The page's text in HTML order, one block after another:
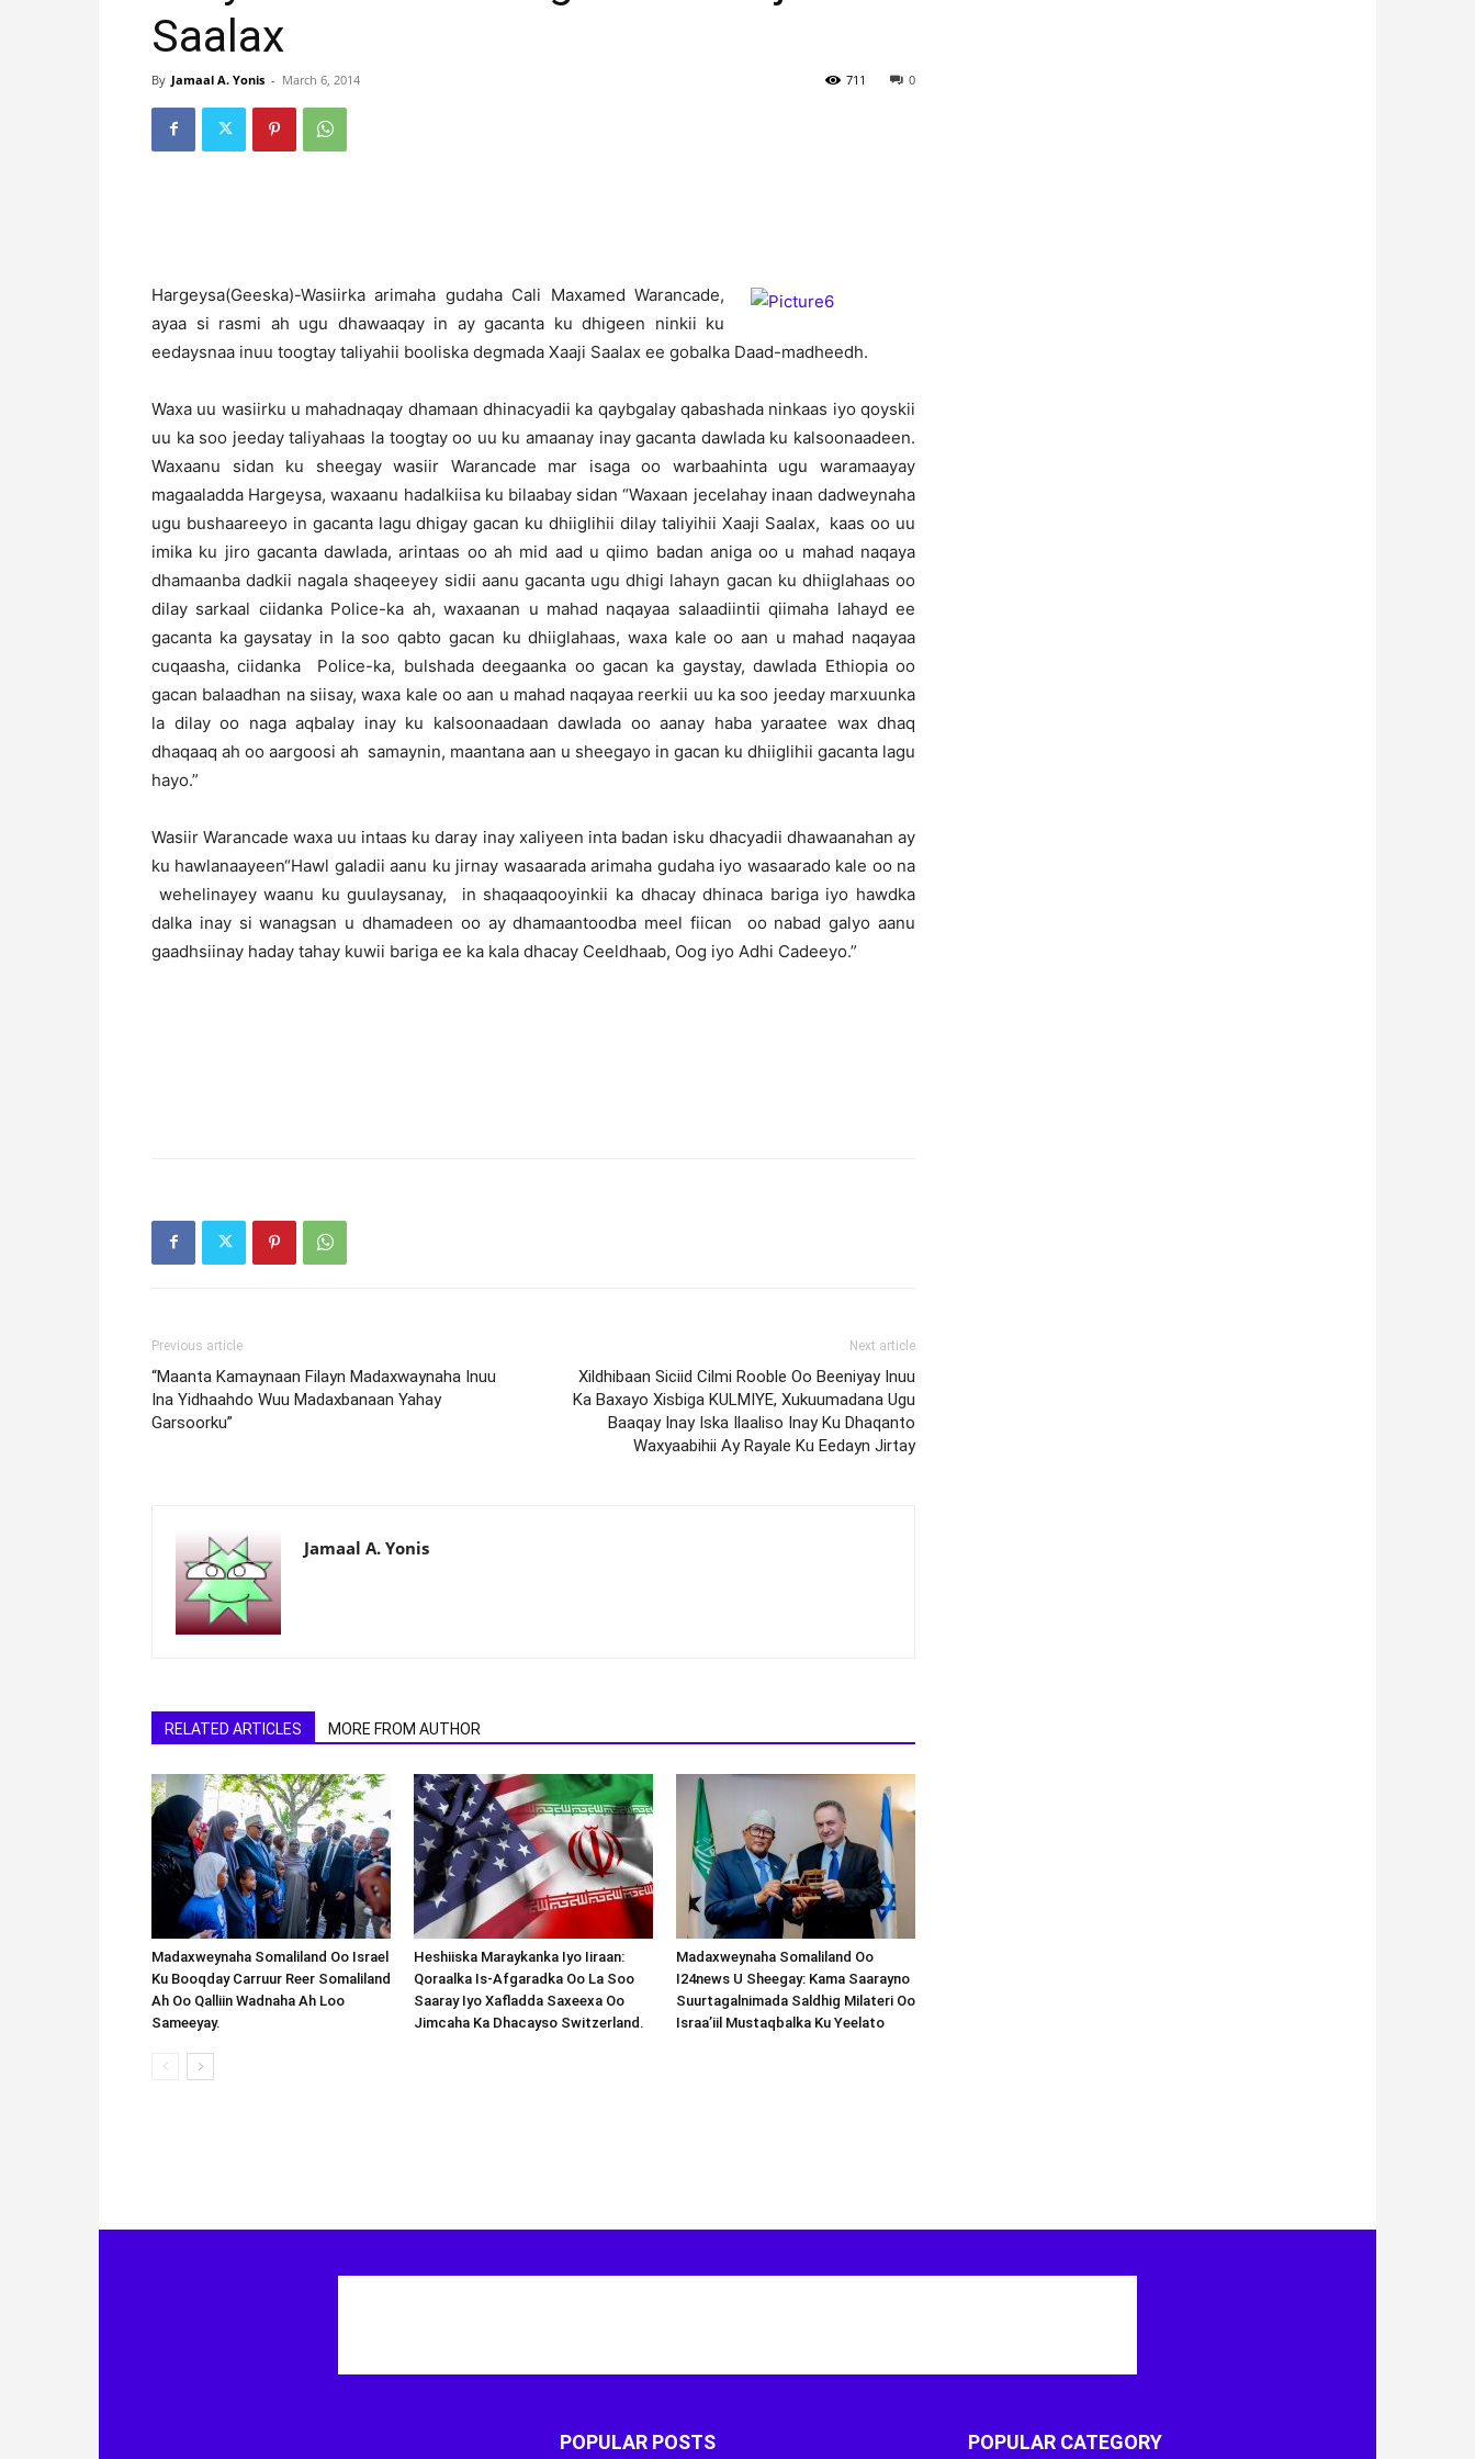
Saalax
By Jamaal A. Yonis - March 6, 2014 0
711
Hargeysa(Geeska)-Wasiirka arimaha gudaha Cali Maxamed Warancade,
ayaa si rasmi ah ugu dhawaaqay in ay gacanta ku dhigeen ninkii ku
eedaysnaa inuu toogtay taliyahii booliska degmada Xaaji Saalax ee gobalka Daad-madheedh.
Waxa uu wasiirku u mahadnaqay dhamaan dhinacyadii ka qaybgalay qabashada ninkaas iyo qoyskii
uu ka soo jeeday taliyahaas la toogtay oo uu ku amaanay inay gacanta dawlada ku kalsoonaadeen.
Waxaanu sidan ku sheegay wasiir Warancade mar isaga oo warbaahinta ugu waramaayay
magaaladda Hargeysa, waxaanu hadalkiisa ku bilaabay sidan “Waxaan jecelahay inaan dadweynaha
ugu bushaareeyo in gacanta lagu dhigay gacan ku dhiiglihii dilay taliyihii Xaaji Saalax, kaas oo uu
imika ku jiro gacanta dawlada, arintaas oo ah mid aad u qiimo badan aniga oo u mahad naqaya
dhamaanba dadkii nagala shaqeeyey sidii aanu gacanta ugu dhigi lahayn gacan ku dhiiglahaas oo
dilay sarkaal ciidanka Police-ka ah, waxaanan u mahad naqayaa salaadiintii qiimaha lahayd ee
gacanta ka gaysatay in la soo qabto gacan ku dhiiglahaas, waxa kale oo aan u mahad naqayaa
cuqaasha, ciidanka Police-ka, bulshada deegaanka oo gacan ka gaystay, dawlada Ethiopia oo
gacan balaadhan na siisay, waxa kale oo aan u mahad naqayaa reerkii uu ka soo jeeday marxuunka
la dilay oo naga aqbalay inay ku kalsoonaadaan dawlada oo aanay haba yaraatee wax dhaq
dhaqaaq ah oo aargoosi ah samaynin, maantana aan u sheegayo in gacan ku dhiiglihii gacanta lagu
hayo.”
Wasiir Warancade waxa uu intaas ku daray inay xaliyeen inta badan isku dhacyadii dhawaanahan ay
ku hawlanaayeen“Hawl galadii aanu ku jirnay wasaarada arimaha gudaha iyo wasaarado kale oo na
wehelinayey waanu ku guulaysanay, in shaqaaqooyinkii ka dhacay dhinaca bariga iyo hawdka
dalka inay si wanagsan u dhamadeen oo ay dhamaantoodba meel fiican oo nabad galyo aanu
gaadhsiinay haday tahay kuwii bariga ee ka kala dhacay Ceeldhaab, Oog iyo Adhi Cadeeyo.”
Previous article
“Maanta Kamaynaan Filayn Madaxwaynaha Inuu
Ina Yidhaahdo Wuu Madaxbanaan Yahay
Garsoorku”
Next article
Xildhibaan Siciid Cilmi Rooble Oo Beeniyay Inuu
Ka Baxayo Xisbiga KULMIYE, Xukuumadana Ugu
Baaqay Inay Iska Ilaaliso Inay Ku Dhaqanto
Waxyaabihii Ay Rayale Ku Eedayn Jirtay
Jamaal A. Yonis
RELATED ARTICLES MORE FROM AUTHOR
Madaxweynaha Somaliland Oo Israel
Ku Booqday Carruur Reer Somaliland
Ah Oo Qalliin Wadnaha Ah Loo
Sameeyay.
Heshiiska Maraykanka Iyo Iiraan:
Qoraalka Is-Afgaradka Oo La Soo
Saaray Iyo Xafladda Saxeexa Oo
Jimcaha Ka Dhacayso Switzerland.
Madaxweynaha Somaliland Oo
I24news U Sheegay: Kama Saarayno
Suurtagalnimada Saldhig Milateri Oo
Israa’iil Mustaqbalka Ku Yeelato
POPULAR POSTS POPULAR CATEGORY